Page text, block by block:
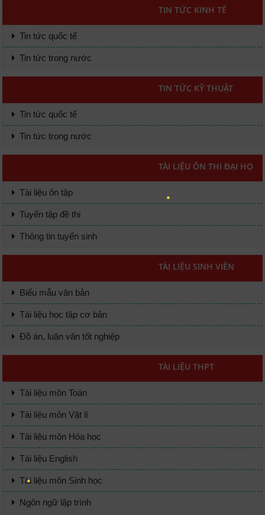
TIN TỨC KINH TẾ
Tin tức quốc tế
Tin tức trong nước
TIN TỨC KỸ THUẬT
Tin tức quốc tế
Tin tức trong nước
TÀI LIỆU ÔN THI ĐẠI HỌC
Tài liệu ôn tập
Tuyển tập đề thi
Thông tin tuyển sinh
TÀI LIỆU SINH VIÊN
Biểu mẫu văn bản
Tài liệu học tập cơ bản
Đồ án, luận văn tốt nghiệp
TÀI LIỆU THPT
Tài liệu môn Toán
Tài liệu môn Vật lí
Tài liệu môn Hóa học
Tài liệu English
Tài liệu môn Sinh học
Ngôn ngữ lập trình